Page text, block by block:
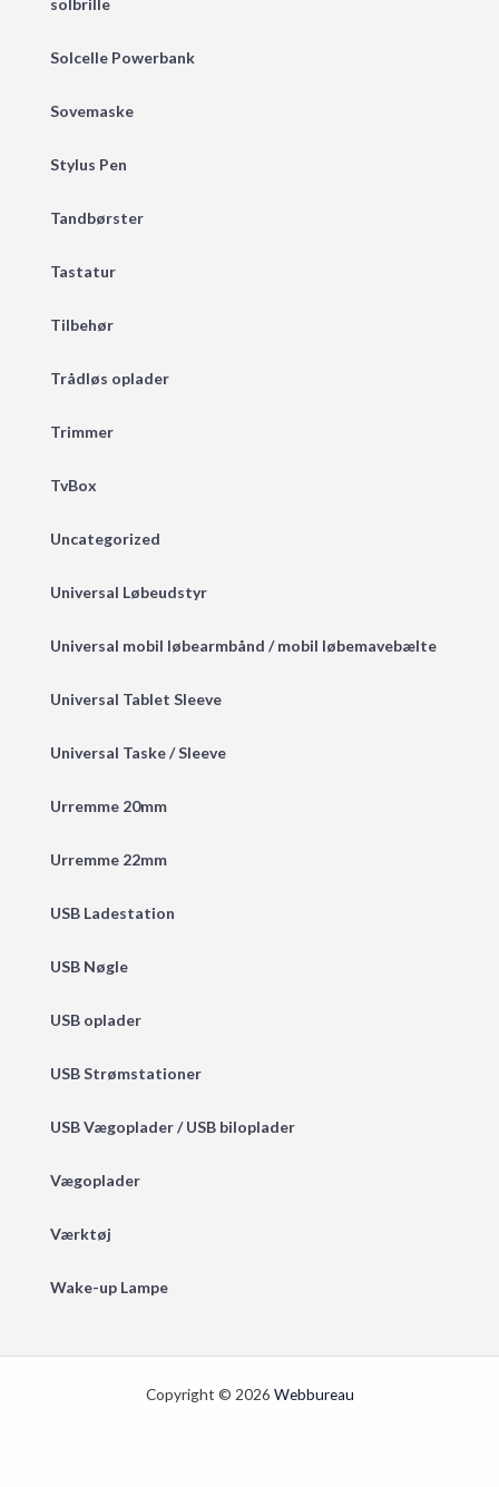
solbrille
Solcelle Powerbank
Sovemaske
Stylus Pen
Tandbørster
Tastatur
Tilbehør
Trådløs oplader
Trimmer
TvBox
Uncategorized
Universal Løbeudstyr
Universal mobil løbearmbånd / mobil løbemavebælte
Universal Tablet Sleeve
Universal Taske / Sleeve
Urremme 20mm
Urremme 22mm
USB Ladestation
USB Nøgle
USB oplader
USB Strømstationer
USB Vægoplader / USB biloplader
Vægoplader
Værktøj
Wake-up Lampe
Copyright © 2026 Webbureau